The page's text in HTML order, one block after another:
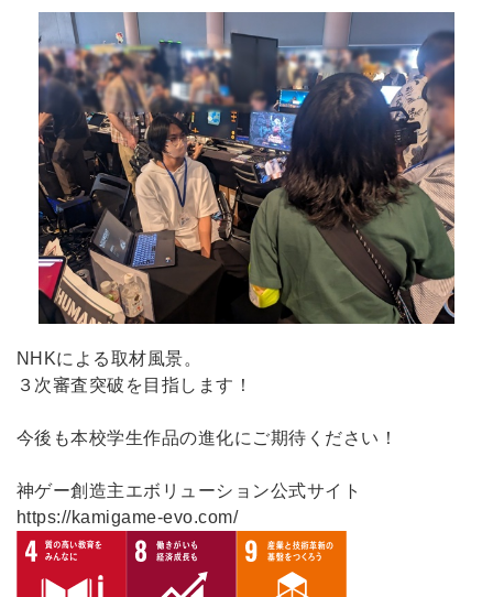
NHKによる取材風景。
３次審査突破を目指します！
今後も本校学生作品の進化にご期待ください！
神ゲー創造主エボリューション公式サイト
https://kamigame-evo.com/